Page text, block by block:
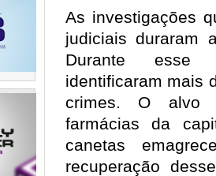
As investigações
judiciais duraram
Durante esse
identificaram mais
crimes. O alvo
farmácias da
canetas
recuperação